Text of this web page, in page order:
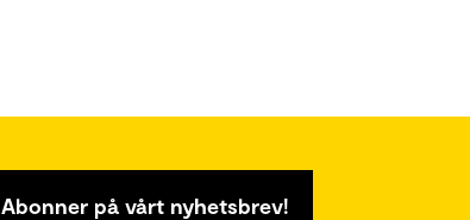
Abonner på vårt nyhetsbrev!